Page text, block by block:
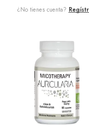
¿No tienes cuenta?